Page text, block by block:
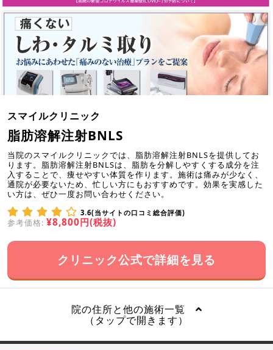
スマイルクリニック
脂肪溶解注射BNLS
当院のスマイルクリニックでは、脂肪溶解注射BNLSを提供してお
ります。脂肪溶解注射BNLSは、脂肪を分解しやすくする成分を注
入することで、痩せやすい体質を作ります。施術は痛みが少なく、
通院が必要ないため、忙しい方にもおすすめです。効果を実感した
い方は、ぜひ一度お問い合わせください。
3.6(当サイトの口コミ総合評価)
参考価格: ¥8,800円(税抜)
クリニック公式で詳細を見る
院の住所と他の施術一覧
（タップで開きます）